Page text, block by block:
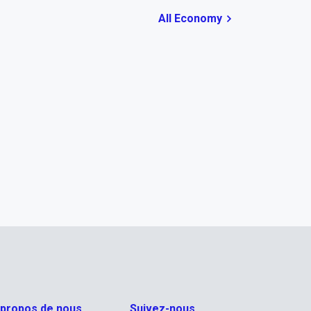
All Economy